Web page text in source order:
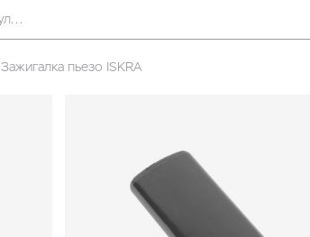
Зажигалка пьезо ISKRA